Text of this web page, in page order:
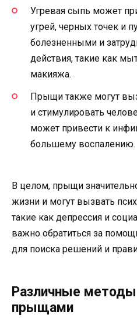
Угревая сыпь может
угрей, черных точек и
болезненными и
действия, такие как
макияжа.
Прыщи также могут
и стимулировать
может привести к
большему воспалению.
В целом, прыщи
жизни и могут вызвать
такие как депрессия и
важно обратиться за
для поиска решений и
Различные
прыщами